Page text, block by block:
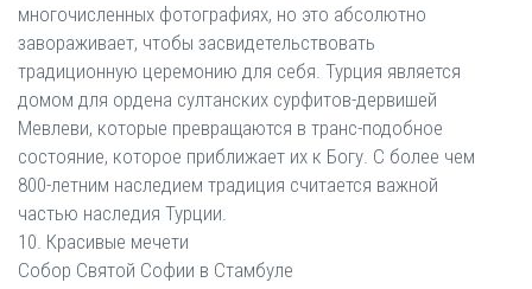
многочисленных фотографиях, но это абсолютно
завораживает, чтобы засвидетельствовать
традиционную церемонию для себя. Турция является
домом для ордена султанских сурфитов-дервишей
Мевлеви, которые превращаются в транс-подобное
состояние, которое приближает их к Богу. С более чем
800-летним наследием традиция считается важной
частью наследия Турции.
10. Красивые мечети
Собор Святой Софии в Стамбуле